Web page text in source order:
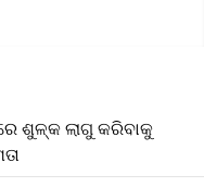
ଶୁଳ୍କ ଲାଗୁ କରିବାକୁ